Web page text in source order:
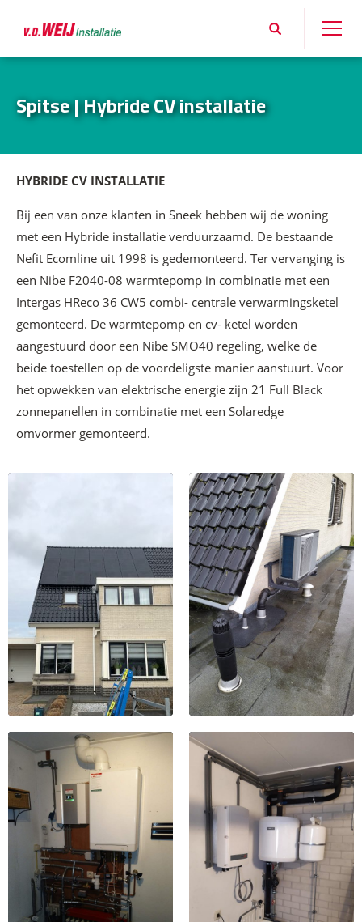
Spitse | Hybride CV installatie
HYBRIDE CV INSTALLATIE
Bij een van onze klanten in Sneek hebben wij de woning
met een Hybride installatie verduurzaamd. De bestaande
Nefit Ecomline uit 1998 is gedemonteerd. Ter vervanging is
een Nibe F2040-08 warmtepomp in combinatie met een
Intergas HReco 36 CW5 combi- centrale verwarmingsketel
gemonteerd. De warmtepomp en cv- ketel worden
aangestuurd door een Nibe SMO40 regeling, welke de
beide toestellen op de voordeligste manier aanstuurt. Voor
het opwekken van elektrische energie zijn 21 Full Black
zonnepanellen in combinatie met een Solaredge
omvormer gemonteerd.